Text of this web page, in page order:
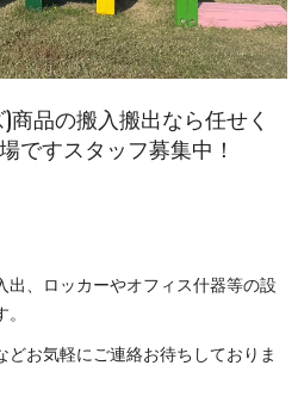
商品の搬入搬出なら任せく
ですスタッフ募集中！
出、ロッカーやオフィス什器等の設
どお気軽にご連絡お待ちしておりま